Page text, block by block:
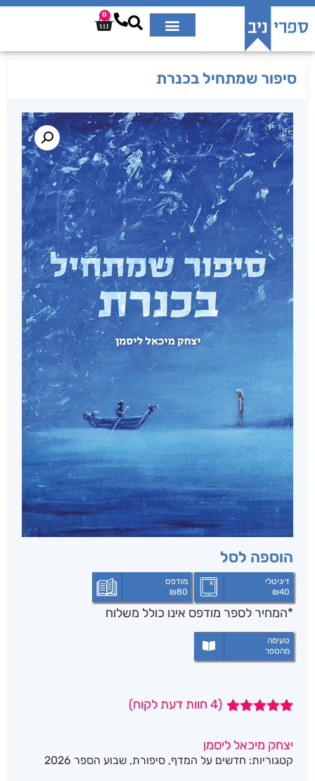
0
סיפור שמתחיל בכנרת
הוספה לסל
דיגיטלי
₪40
מודפס
₪80
*המחיר לספר מודפס אינו כולל משלוח
טעימה
מהספר
מבוסס על
דירוגים של
(
4 חוות דעת לקוח)
יצחק מיכאל ליסמן
קטגוריות: חדשים על המדף, סיפורת, שבוע הספר 2026